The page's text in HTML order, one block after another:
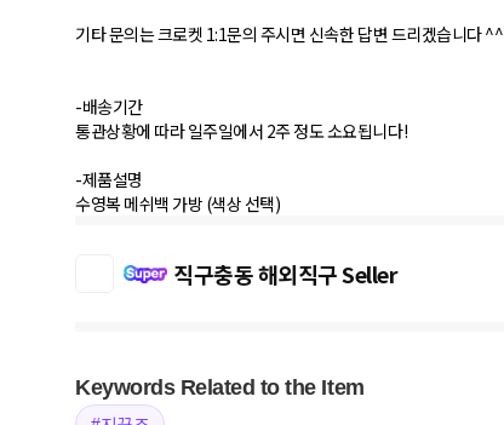
기타 문의는 크로켓 1:1문의 주시면 신속한 답변 드리겠습니다 ^^
-배송기간
통관상황에 따라 일주일에서 2주 정도 소요됩니다!
-제품설명
수영복 메쉬백 가방 (색상 선택)
직구충동 해외직구 Seller
Keywords Related to the Item